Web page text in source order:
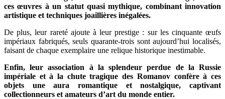
ces œuvres à un statut quasi mythique, combinant innovation
artistique et techniques joaillières inégalées.
De plus, leur rareté ajoute à leur prestige : sur les cinquante œufs
impériaux fabriqués, seuls quarante-trois sont aujourd’hui localisés,
faisant de chaque exemplaire une relique historique inestimable.
Enfin, leur association à la splendeur perdue de la Russie
impériale et à la chute tragique des Romanov confère à ces
objets une aura romantique et nostalgique, captivant
collectionneurs et amateurs d’art du monde entier.